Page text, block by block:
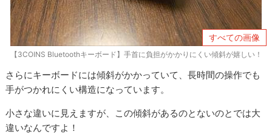
すべての画像
【3COINS Bluetoothキーボード】手首に負担がかかりにくい傾斜が嬉しい！
さらにキーボードには傾斜がかかっていて、長時間の操作でも
手がつかれにくい構造になっています。
小さな違いに見えますが、この傾斜があるのとないのとでは大
違いなんですよ！